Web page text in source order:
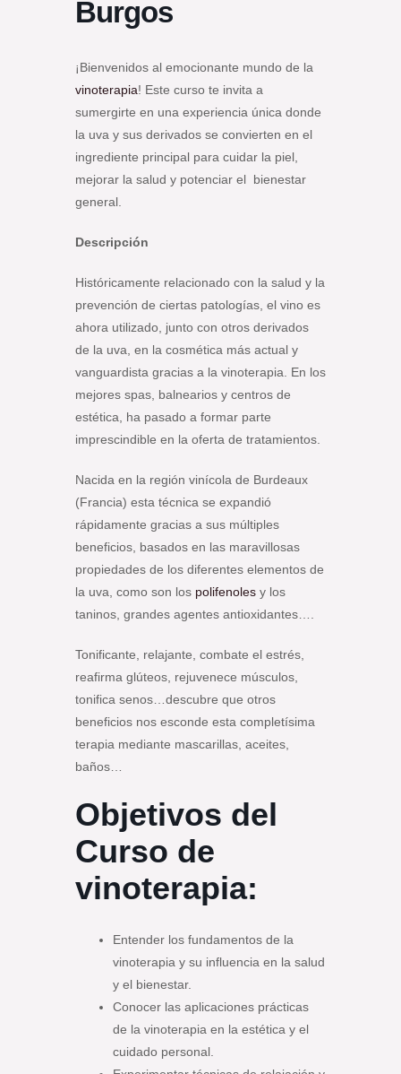
Burgos
¡Bienvenidos al emocionante mundo de la
vinoterapia! Este curso te invita a
sumergirte en una experiencia única donde
la uva y sus derivados se convierten en el
ingrediente principal para cuidar la piel,
mejorar la salud y potenciar el bienestar
general.
Descripción
Históricamente relacionado con la salud y la
prevención de ciertas patologías, el vino es
ahora utilizado, junto con otros derivados
de la uva, en la cosmética más actual y
vanguardista gracias a la vinoterapia. En los
mejores spas, balnearios y centros de
estética, ha pasado a formar parte
imprescindible en la oferta de tratamientos.
Nacida en la región vinícola de Burdeaux
(Francia) esta técnica se expandió
rápidamente gracias a sus múltiples
beneficios, basados en las maravillosas
propiedades de los diferentes elementos de
la uva, como son los polifenoles y los
taninos, grandes agentes antioxidantes….
Tonificante, relajante, combate el estrés,
reafirma glúteos, rejuvenece músculos,
tonifica senos…descubre que otros
beneficios nos esconde esta completísima
terapia mediante mascarillas, aceites,
baños…
Objetivos del
Curso de
vinoterapia:
Entender los fundamentos de la
vinoterapia y su influencia en la salud
y el bienestar.
Conocer las aplicaciones prácticas
de la vinoterapia en la estética y el
cuidado personal.